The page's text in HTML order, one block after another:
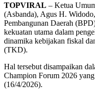
TOPVIRAL – Ketua
(Asbanda), Agus H.
Pembangunan Daerah
kekuatan utama dalam
dinamika kebijakan fiskal
(TKD).
Hal tersebut disampaikan
Champion Forum 2026
(16/4/2026).